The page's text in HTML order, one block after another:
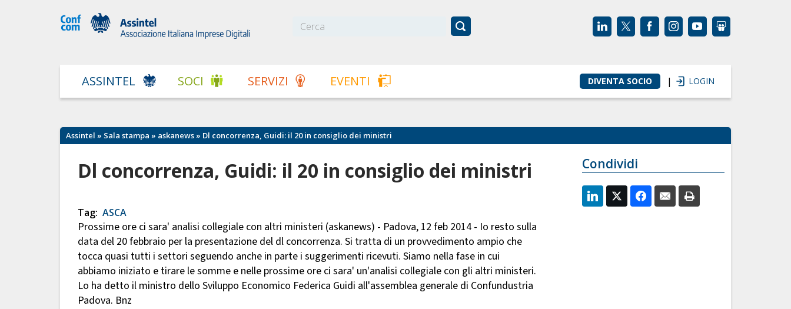
ASSINTEL SOCI SERVIZI EVENTI DIVENTA SOCIO | LOGIN
Assintel » Sala stampa » askanews » Dl concorrenza, Guidi: il 20 in consiglio dei ministri
Dl concorrenza, Guidi: il 20 in consiglio dei ministri
Tag: ASCA
Prossime ore ci sara' analisi collegiale con altri ministeri (askanews) - Padova, 12 feb 2014 - Io resto sulla
data del 20 febbraio per la presentazione del dl concorrenza. Si tratta di un provvedimento ampio che
tocca quasi tutti i settori seguendo anche in parte i suggerimenti ricevuti. Siamo nella fase in cui
abbiamo iniziato e tirare le somme e nelle prossime ore ci sara' un'analisi collegiale con gli altri ministeri.
Lo ha detto il ministro dello Sviluppo Economico Federica Guidi all'assemblea generale di Confundustria
Padova. Bnz
Condividi